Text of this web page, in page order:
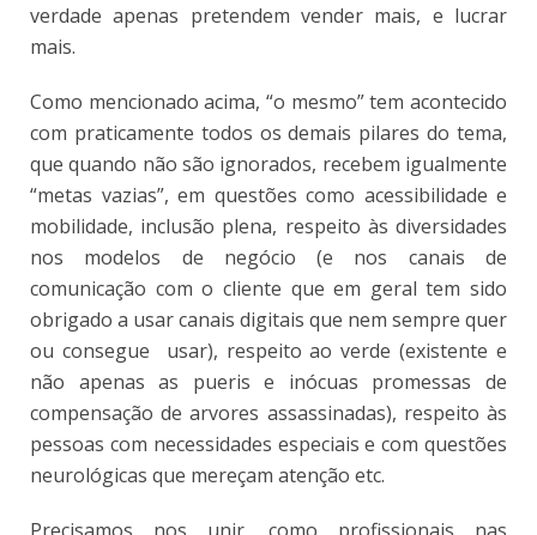
verdade apenas pretendem vender mais, e lucrar
mais.
Como mencionado acima, “o mesmo” tem acontecido
com praticamente todos os demais pilares do tema,
que quando não são ignorados, recebem igualmente
“metas vazias”, em questões como acessibilidade e
mobilidade, inclusão plena, respeito às diversidades
nos modelos de negócio (e nos canais de
comunicação com o cliente que em geral tem sido
obrigado a usar canais digitais que nem sempre quer
ou consegue usar), respeito ao verde (existente e
não apenas as pueris e inócuas promessas de
compensação de arvores assassinadas), respeito às
pessoas com necessidades especiais e com questões
neurológicas que mereçam atenção etc.